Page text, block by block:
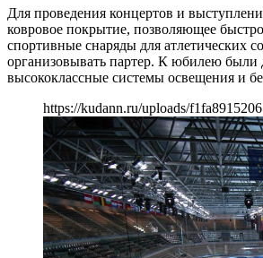
Для проведения концертов и
ковровое покрытие, позволяющее
спортивные снаряды для атлетических
организовывать партер. К юбилею были
высококлассные системы освещения и
https://kudann.ru/uploads/